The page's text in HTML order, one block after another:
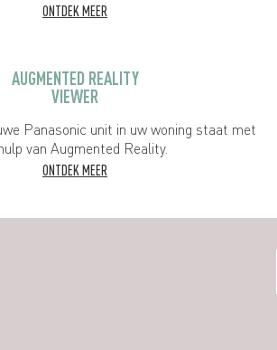
ONTDEK MEER
AUGMENTED REALITY
VIEWER
Panasonic unit in uw woning staat met
van Augmented Reality.
ONTDEK MEER